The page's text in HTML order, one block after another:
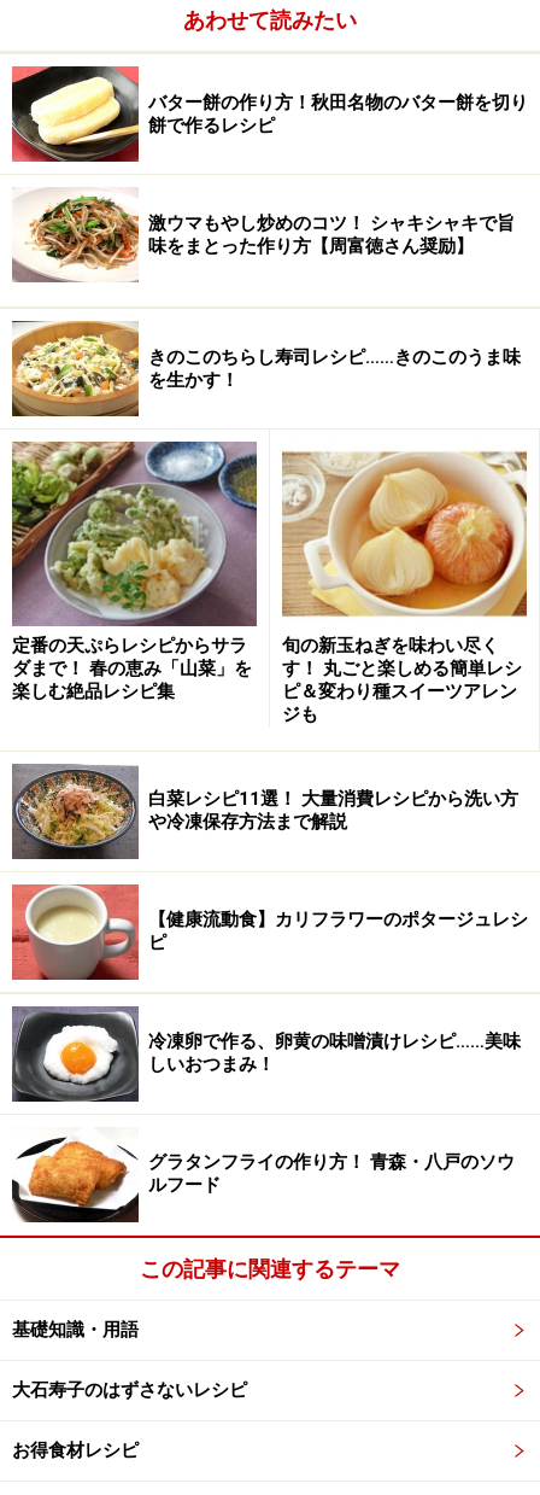
せ、ふんわりラップをかけて10分間放置する。
3.3分間ほど捏ねたり叩きつけたりして、生地がなめら
かになり手にくっつかなくなったら、枝豆とベーコンを
混ぜ込んで丸くまとめる。
4.薄くサラダ油をぬった内釜にいれて、水を付けたラッ
プをかぶせ、炊飯器に入れ保温スイッチを入れる。
5.保温10分→スイッチを切って約25～30分間、2倍の大
きさになるまで発酵させる。
（粉をつけた指を差し込んでみて、穴が戻らなかったら
発酵完了）
6.打ち粉をした台に、上になってた面を下にして取り出
し、手で押さえてガス抜きし、 真ん中を麺棒で押してス
ジを作り、生地を回して十字にスジをつけて、油を薄く
塗った内釜に収め、霧吹きし、ラップにも霧吹きしてか
ぶせ、保温スイッチを入れる。
位に大きくなったら、ラップを取って、普通に炊く。
8.スイッチが切れたら取り出して網の上で冷ます。
使用したのは三洋の圧力IHジャー炊飯器 5.5合炊き
■ 昨日紹介したのは
※記事内容は執筆時点のものです。最新の内容をご確認くださ
い。
※衛生面および保存状態に起因して食中毒や体調不良を引き起こ
す場合があります。必ず清潔な状態で、正しい方法で行い、なる
法に注意してください。
【編集部おすすめの購入サイト】
楽天市場で人気レシピの書籍をチェック！
あわせて読みたい
バター餅の作り方！秋田名物のバター餅を切り
餅で作るレシピ
激ウマもやし炒めのコツ！ シャキシャキで旨
味をまとった作り方【周富徳さん奨励】
きのこのちらし寿司レシピ……きのこのうま味
を生かす！
定番の天ぷらレシピからサラ
ダまで！ 春の恵み「山菜」を
楽しむ絶品レシピ集
旬の新玉ねぎを味わい尽く
す！ 丸ごと楽しめる簡単レシ
ピ＆変わり種スイーツアレン
ジも
白菜レシピ11選！ 大量消費レシピから洗い方
や冷凍保存方法まで解説
【健康流動食】カリフラワーのポタージュレシ
ピ
冷凍卵で作る、卵黄の味噌漬けレシピ……美味
しいおつまみ！
グラタンフライの作り方！ 青森・八戸のソウ
ルフード
この記事に関連するテーマ
基礎知識・用語
大石寿子のはずさないレシピ
お得食材レシピ